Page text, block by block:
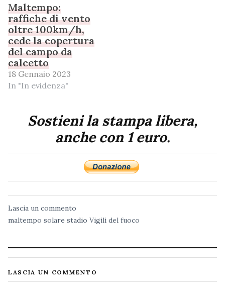
Maltempo:
raffiche di vento
oltre 100km/h,
cede la copertura
del campo da
calcetto
18 Gennaio 2023
In "In evidenza"
Sostieni la stampa libera,
anche con 1 euro.
Lascia un commento
maltempo solare stadio Vigili del fuoco
LASCIA UN COMMENTO